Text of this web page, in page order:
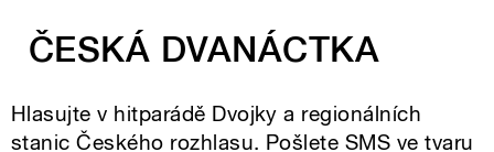
ČESKÁ DVANÁCTKA
Hlasujte v hitparádě Dvojky a regionálních
stanic Českého rozhlasu. Pošlete SMS ve tvaru